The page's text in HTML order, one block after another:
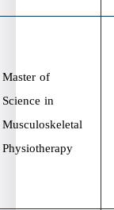
Master of
Science in
Musculoskeletal
Physiotherapy